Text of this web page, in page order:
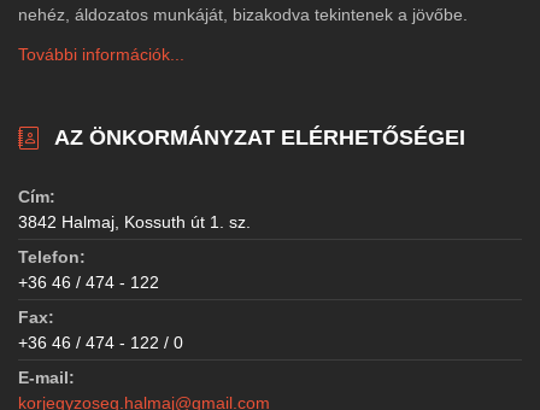
nehéz, áldozatos munkáját, bizakodva tekintenek a jövőbe.
További információk...
AZ ÖNKORMÁNYZAT ELÉRHETŐSÉGEI
Cím:
3842 Halmaj, Kossuth út 1. sz.
Telefon:
+36 46 / 474 - 122
Fax:
+36 46 / 474 - 122 / 0
E-mail:
korjegyzoseg.halmaj@gmail.com